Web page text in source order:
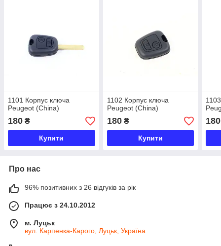
1101 Корпус ключа
Peugeot (China)
180 ₴
Купити
1102 Корпус ключа
Peugeot (China)
180₴
Купити
180
Про нас
96% позитивних з 26 відгуків за рік
Працює з 24.10.2012
м. Луцьк
вул. Карпенка-Карого, Луцьк, Україна